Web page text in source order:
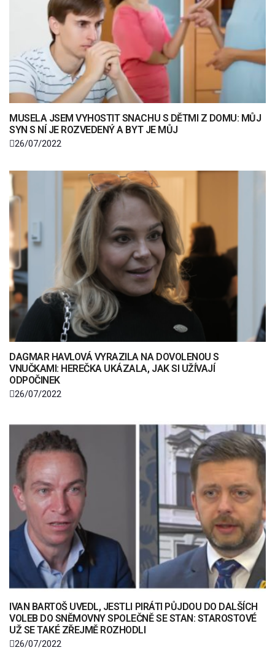
MUSELA JSEM VYHOSTIT SNACHU S DĚTMI Z DOMU: MŮJ
SYN S NÍ JE ROZVEDENÝ A BYT JE MŮJ
26/07/2022
DAGMAR HAVLOVÁ VYRAZILA NA DOVOLENOU S
VNUČKAMI: HEREČKA UKÁZALA, JAK SI UŽÍVAJÍ
ODPOČINEK
26/07/2022
IVAN BARTOŠ UVEDL, JESTLI PIRÁTI PŮJDOU DO DALŠÍCH
VOLEB DO SNĚMOVNY SPOLEČNĚ SE STAN: STAROSTOVÉ
UŽ SE TAKÉ ZŘEJMĚ ROZHODLI
26/07/2022